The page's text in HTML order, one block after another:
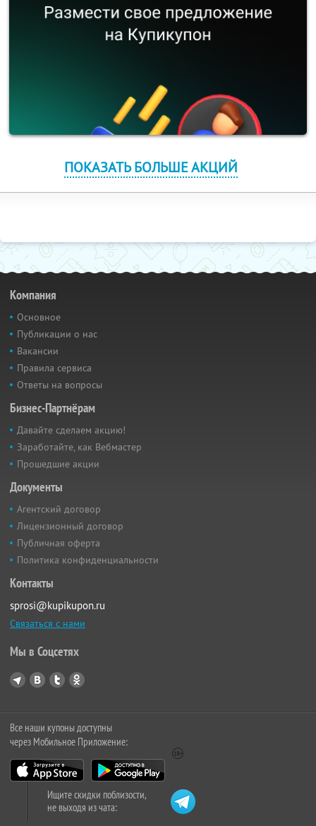
ПОКАЗАТЬ БОЛЬШЕ АКЦИЙ
Компания
Основное
Публикации о нас
Вакансии
Правила сервиса
Ответы на вопросы
Бизнес-Партнёрам
Давайте сделаем акцию!
Заработайте, как Вебмастер
Прошедшие акции
Документы
Агентский договор
Лицензионный договор
Публичная оферта
Политика конфиденциальности
Контакты
sprosi@kupikupon.ru
Связаться с нами
Мы в Соцсетях
Все наши купоны доступны
через Мобильное Приложение:
Ищите скидки поблизости,
не выходя из чата: